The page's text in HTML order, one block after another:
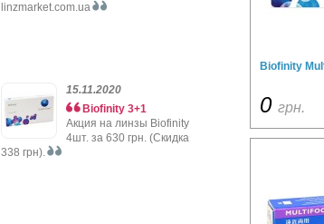
linzmarket.com.ua
15.11.2020
Biofinity 3+1
Акция на линзы Biofinity
4шт. за 630 грн. (Скидка
338 грн).
Biofinity
0 грн.